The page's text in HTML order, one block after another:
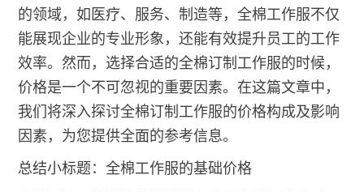
的领域，如医疗、服务、制造等，全棉工作服不仅
能展现企业的专业形象，还能有效提升员工的工作
效率。然而，选择合适的全棉订制工作服的时候，
价格是一个不可忽视的重要因素。在这篇文章中，
我们将深入探讨全棉订制工作服的价格构成及影响
因素，为您提供全面的参考信息。
总结小标题：全棉工作服的基础价格